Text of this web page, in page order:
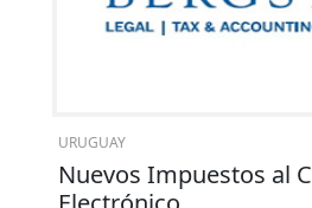
URUGUAY
Nuevos Impuestos al